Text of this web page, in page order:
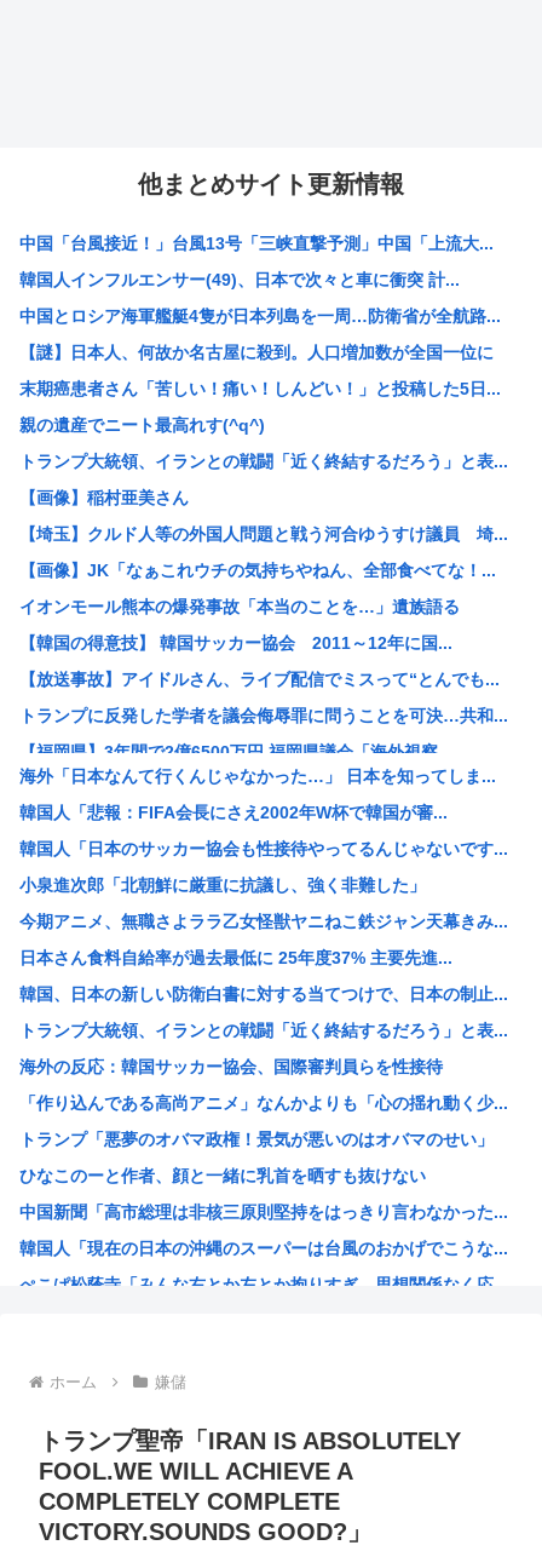
他まとめサイト更新情報
中国「台風接近！」台風13号「三峡直撃予測」中国「上流大...
韓国人インフルエンサー(49)、日本で次々と車に衝突 計...
中国とロシア海軍艦艇4隻が日本列島を一周…防衛省が全航路...
【謎】日本人、何故か名古屋に殺到。人口増加数が全国一位に
末期癌患者さん「苦しい！痛い！しんどい！」と投稿した5日...
親の遺産でニート最高れす(^q^)
トランプ大統領、イランとの戦闘「近く終結するだろう」と表...
【画像】稲村亜美さん
【埼玉】クルド人等の外国人問題と戦う河合ゆうすけ議員 埼...
【画像】JK「なぁこれウチの気持ちやねん、全部食べてな！...
イオンモール熊本の爆発事故「本当のことを…」遺族語る
【韓国の得意技】 韓国サッカー協会 2011～12年に国...
【放送事故】アイドルさん、ライブ配信でミスって“とんでも...
トランプに反発した学者を議会侮辱罪に問うことを可決…共和...
【福岡県】3年間で2億6500万円 福岡県議会「海外視察...
外国人留学生「また月給24万円、あんなに働いたのに…」ワ...
【朗報】熊本地震、ついに激甚災害指定！復旧費用は国が持つ...
ジャンポケ斉藤の被害女性「バウムクーヘン売ったりTikT...
【朗報】高市コイン、ホクホクし始めるwww
【衝撃】移民ベトナム女さん達の宅飲み、ガチでレベチwww
【悲報】日本円さん、「日米協調介入」すら無効化してしまう...
【朗報】中居正広さん、熊本で再び「ひそかに被災地支援」か...
スクーターの高校生ら2人が死傷、衝突した車の運転手を逮捕
「あきれてモノが言えない」「国を維持できるの？」外国人の...
【悲報】リュウジ氏、冷やし中華は「ダルい料理トップ10に...
【悲報】ショートスリーパー堀さん、対面で高須幹弥にキレる
経済大国の日本、世界に売るものがなさすぎて史上初めて韓国...
55歳・大久保佳代子“現在の性欲”について衝撃告白 「休...
【原爆の日】サヨク「スピーチする人が全員この防弾ガラスな...
海外「日本なんて行くんじゃなかった…」 日本を知ってしま...
韓国人「悲報：FIFA会長にさえ2002年W杯で韓国が審...
韓国人「日本のサッカー協会も性接待やってるんじゃないです...
小泉進次郎「北朝鮮に厳重に抗議し、強く非難した」
今期アニメ、無職さよララ乙女怪獣ヤニねこ鉄ジャン天幕きみ...
日本さん食料自給率が過去最低に 25年度37% 主要先進...
韓国、日本の新しい防衛白書に対する当てつけで、日本の制止...
トランプ大統領、イランとの戦闘「近く終結するだろう」と表...
海外の反応：韓国サッカー協会、国際審判員らを性接待
「作り込んである高尚アニメ」なんかよりも「心の揺れ動く少...
トランプ「悪夢のオバマ政権！景気が悪いのはオバマのせい」
ひなこのーと作者、顔と一緒に乳首を晒すも抜けない
中国新聞「高市総理は非核三原則堅持をはっきり言わなかった...
韓国人「現在の日本の沖縄のスーパーは台風のおかげでこうな...
ぺこぱ松蔭寺「みんな右とか左とか拘りすぎ。思想関係なく応...
菅直人元総理、再評価されるwww
【正論】中国政府「日本は原爆の被害者面を辞め、原爆が落と...
拷問官「ヤニネコのキャラで抜け」
韓国人「どうやら五輪サッカー日韓戦でも審判の接待があった...
ちいかわ見に来たよ?
ホーム 嫌儲
トランプ聖帝「IRAN IS ABSOLUTELY
FOOL.WE WILL ACHIEVE A
COMPLETELY COMPLETE
VICTORY.SOUNDS GOOD?」